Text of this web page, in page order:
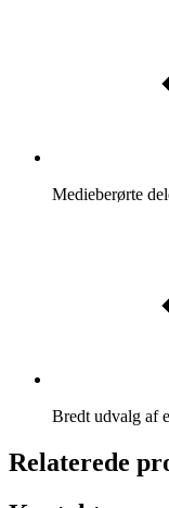
Medieberørte
Bredt udvalg af
Relaterede